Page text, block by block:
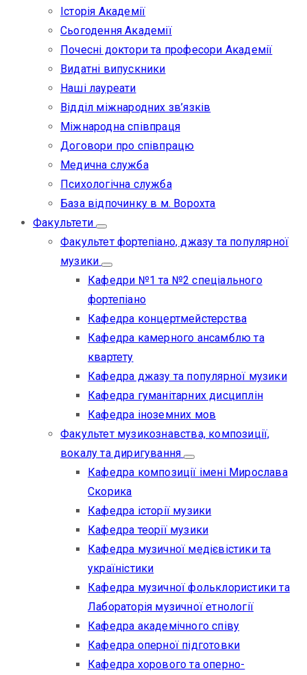
Історія Академії
Сьогодення Академії
Почесні доктори та професори Академії
Видатні випускники
Наші лауреати
Відділ міжнародних зв’язків
Міжнародна співпраця
Договори про співпрацю
Медична служба
Психологічна служба
База відпочинку в м. Ворохта
Факультети
Факультет фортепіано, джазу та популярної
музики
Кафедри №1 та №2 спеціального
фортепіано
Кафедра концертмейстерства
Кафедра камерного ансамблю та
квартету
Кафедра джазу та популярної музики
Кафедра гуманітарних дисциплін
Кафедра іноземних мов
Факультет музикознавства, композиції,
вокалу та диригування
Кафедра композиції імені Мирослава
Скорика
Кафедра історії музики
Кафедра теорії музики
Кафедра музичної медієвістики та
україністики
Кафедра музичної фольклористики та
Лабораторія музичної етнології
Кафедра академічного співу
Кафедра оперної підготовки
Кафедра хорового та оперно-